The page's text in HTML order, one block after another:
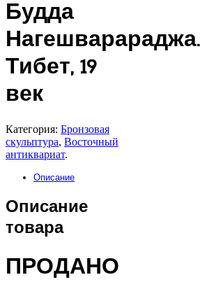
Будда
Нагешварараджа.
Тибет, 19
век
Категория: Бронзовая
скульптура, Восточный
антиквариат.
Описание
Описание
товара
ПРОДАНО